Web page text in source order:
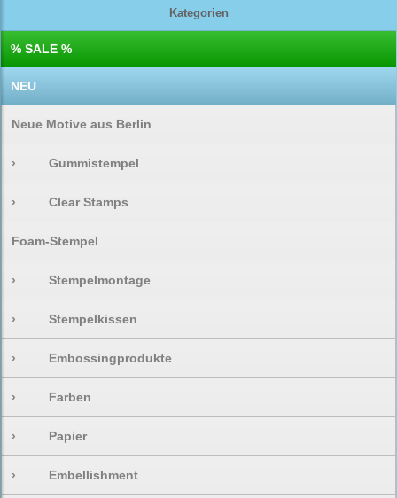
Kategorien
% SALE %
NEU
Neue Motive aus Berlin
› Gummistempel
› Clear Stamps
Foam-Stempel
› Stempelmontage
› Stempelkissen
› Embossingprodukte
› Farben
› Papier
› Embellishment